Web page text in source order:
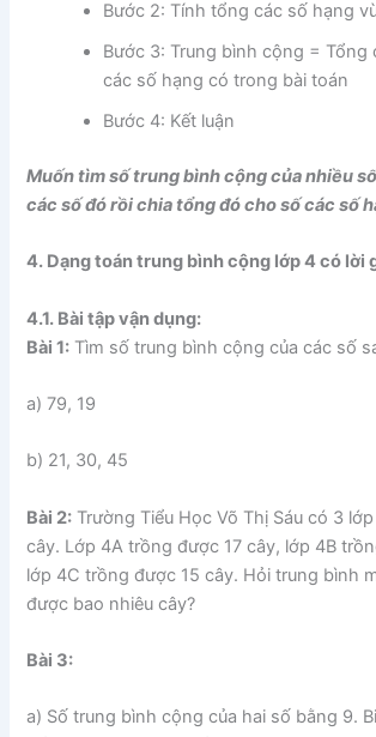
Bước 2: Tính tổng các số hạng
Bước 3: Trung bình cộng = Tổng
các số hạng có trong bài toán
Bước 4: Kết luận
Muốn tìm số trung bình cộng của nhiều
các số đó rồi chia tổng đó cho số các số
4. Dạng toán trung bình cộng lớp 4 có lời
4.1. Bài tập vận dụng:
Bài 1: Tìm số trung bình cộng của các số
a) 79, 19
b) 21, 30, 45
Bài 2: Trường Tiểu Học Võ Thị Sáu có 3
cây. Lớp 4A trồng được 17 cây, lớp 4B
lớp 4C trồng được 15 cây. Hỏi trung bình
được bao nhiêu cây?
Bài 3:
a) Số trung bình cộng của hai số bằng 9.